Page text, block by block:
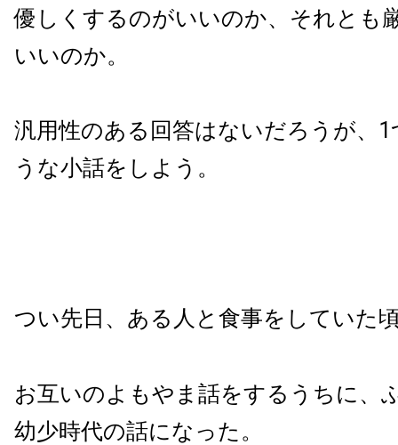
優しくするのがいいのか、それとも
いいのか。
汎用性のある回答はないだろうが、
うな小話をしよう。
つい先日、ある人と食事をしていた
お互いのよもやま話をするうちに、
幼少時代の話になった。